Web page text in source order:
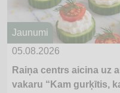
Jaunumi
05.08.2026
Raiņa centrs aicina uz
vakaru “Kam gurķītis,